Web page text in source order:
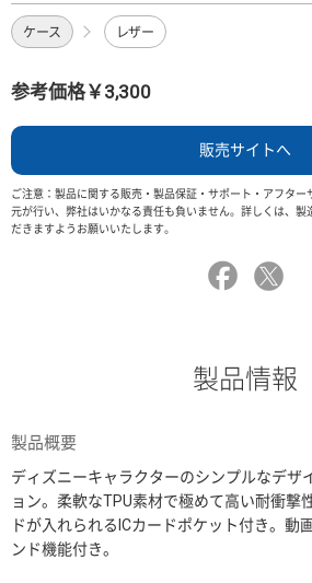
ケース レザー
参考価格￥3,300
販売サイトへ
ご注意：製品に関する販売・製品保証・サポート・アフタ
元が行い、弊社はいかなる責任も負いません。詳しくは、製
だきますようお願いいたします。
製品情報
製品概要
ディズニーキャラクターのシンプルなデザ
ョン。柔軟なTPU素材で極めて高い耐衝撃
ドが入れられるICカードポケット付き。動
ンド機能付き。